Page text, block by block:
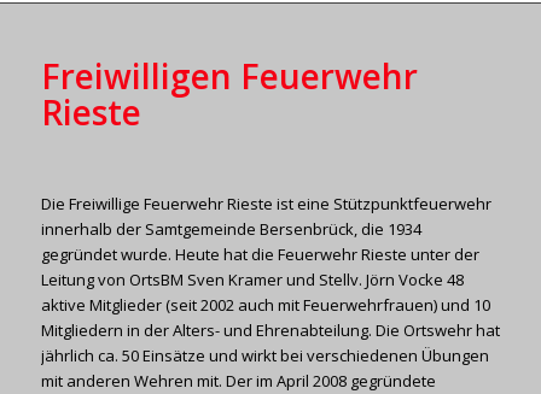
Freiwilligen Feuerwehr
Rieste
Die Freiwillige Feuerwehr Rieste ist eine Stützpunktfeuerwehr
innerhalb der Samtgemeinde Bersenbrück, die 1934
gegründet wurde. Heute hat die Feuerwehr Rieste unter der
Leitung von OrtsBM Sven Kramer und Stellv. Jörn Vocke 48
aktive Mitglieder (seit 2002 auch mit Feuerwehrfrauen) und 10
Mitgliedern in der Alters- und Ehrenabteilung. Die Ortswehr hat
jährlich ca. 50 Einsätze und wirkt bei verschiedenen Übungen
mit anderen Wehren mit. Der im April 2008 gegründete